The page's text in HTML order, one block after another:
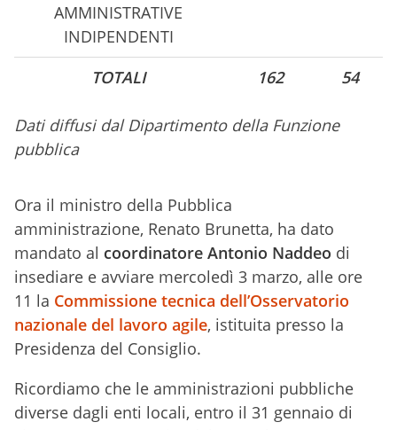
AMMINISTRATIVE
INDIPENDENTI
TOTALI 162 54
Dati diffusi dal Dipartimento della Funzione
pubblica
Ora il ministro della Pubblica
amministrazione, Renato Brunetta, ha dato
mandato al coordinatore Antonio Naddeo di
insediare e avviare mercoledì 3 marzo, alle ore
11 la Commissione tecnica dell’Osservatorio
nazionale del lavoro agile, istituita presso la
Presidenza del Consiglio.
Ricordiamo che le amministrazioni pubbliche
diverse dagli enti locali, entro il 31 gennaio di